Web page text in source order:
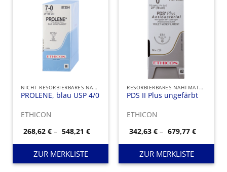
NICHT RESORBIERBARES NAHTMATERIAL
PROLENE, blau USP 4/0
ETHICON
268,62€ – 548,21€Preisspanne:
268,62 €
bis
ZUR MERKLISTE
RESORBIERBARES NAHTMATERIAL
PDS II Plus ungefärbt
ETHICON
342,63€ – 679,77€
342,63 €
bis
ZUR MERKLISTE